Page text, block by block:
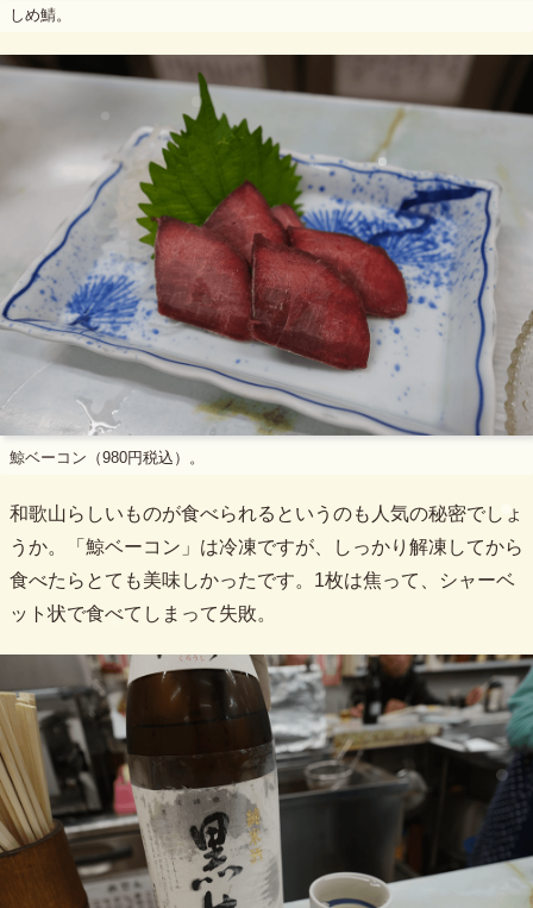
しめ鯖。
鯨ベーコン（980円税込）。
和歌山らしいものが食べられるというのも人気の秘密でしょ
うか。「鯨ベーコン」は冷凍ですが、しっかり解凍してから
食べたらとても美味しかったです。1枚は焦って、シャーベ
ット状で食べてしまって失敗。